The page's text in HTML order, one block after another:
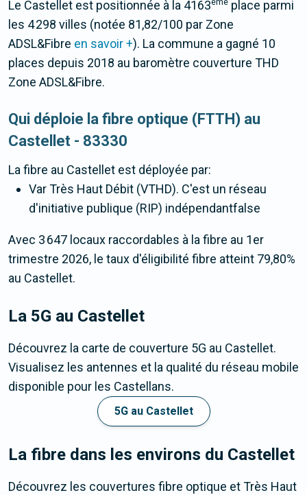
Le Castellet est positionnée à la 4163
place parmi
les 4 298 villes (notée 81,82/100 par Zone
ADSL&Fibre en savoir +). La commune a gagné 10
places depuis 2018 au baromètre couverture THD
Zone ADSL&Fibre.
Qui déploie la fibre optique (FTTH) au
Castellet - 83330
La fibre au Castellet est déployée par:
Var Très Haut Débit (VTHD). C'est un réseau
d'initiative publique (RIP) indépendantfalse
Avec 3 647 locaux raccordables à la fibre au 1er
trimestre 2026, le taux d'éligibilité fibre atteint 79,80%
au Castellet.
La 5G au Castellet
Découvrez la carte de couverture 5G au Castellet.
Visualisez les antennes et la qualité du réseau mobile
disponible pour les Castellans.
5G au Castellet
La fibre dans les environs du Castellet
Découvrez les couvertures fibre optique et Très Haut